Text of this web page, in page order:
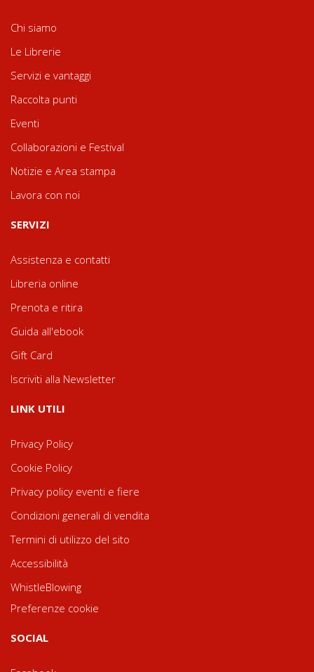
Chi siamo
Le Librerie
Servizi e vantaggi
Raccolta punti
Eventi
Collaborazioni e Festival
Notizie e Area stampa
Lavora con noi
SERVIZI
Assistenza e contatti
Libreria online
Prenota e ritira
Guida all'ebook
Gift Card
Iscriviti alla Newsletter
LINK UTILI
Privacy Policy
Cookie Policy
Privacy policy eventi e fiere
Condizioni generali di vendita
Termini di utilizzo del sito
Accessibilità
WhistleBlowing
Preferenze cookie
SOCIAL